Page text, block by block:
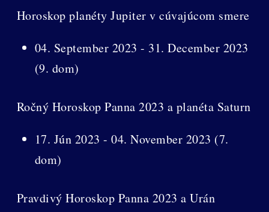
Horoskop planéty Jupiter v cúvajúcom smere
04. September 2023 - 31. December 2023
(9. dom)
Ročný Horoskop Panna 2023 a planéta Saturn
17. Jún 2023 - 04. November 2023 (7.
dom)
Pravdivý Horoskop Panna 2023 a Urán